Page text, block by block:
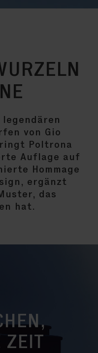
von Gio
Poltrona
Auflage auf
Hommage
ergänzt
das
hat.
ZEIT